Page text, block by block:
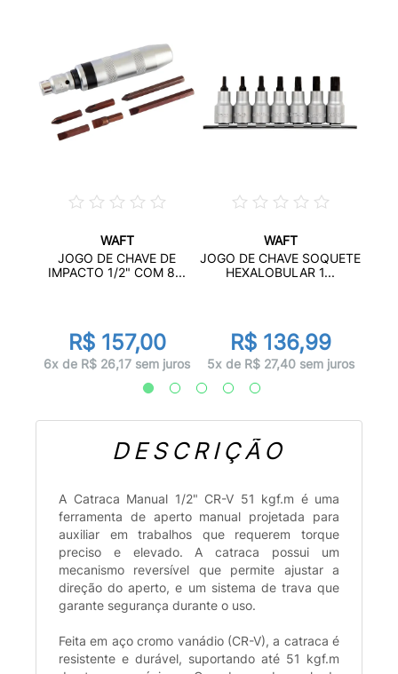
WAFT
JOGO DE CHAVE DE
IMPACTO 1/2" COM 8...
R$ 157,00
6x de R$ 26,17 sem juros
WAFT
JOGO DE CHAVE SOQUETE
HEXALOBULAR 1...
R$ 136,99
5x de R$ 27,40 sem juros
DESCRIÇÃO
A Catraca Manual 1/2" CR-V 51 kgf.m é uma
ferramenta de aperto manual projetada para
auxiliar em trabalhos que requerem torque
preciso e elevado. A catraca possui um
mecanismo reversível que permite ajustar a
direção do aperto, e um sistema de trava que
garante segurança durante o uso.
Feita em aço cromo vanádio (CR-V), a catraca é
resistente e durável, suportando até 51 kgf.m